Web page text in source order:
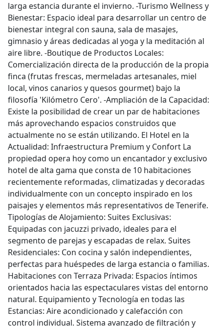
larga estancia durante el invierno. -Turismo Wellness y
Bienestar: Espacio ideal para desarrollar un centro de
bienestar integral con sauna, sala de masajes,
gimnasio y áreas dedicadas al yoga y la meditación al
aire libre. -Boutique de Productos Locales:
Comercialización directa de la producción de la propia
finca (frutas frescas, mermeladas artesanales, miel
local, vinos canarios y quesos gourmet) bajo la
filosofía 'Kilómetro Cero'. -Ampliación de la Capacidad:
Existe la posibilidad de crear un par de habitaciones
más aprovechando espacios construidos que
actualmente no se están utilizando. El Hotel en la
Actualidad: Infraestructura Premium y Confort La
propiedad opera hoy como un encantador y exclusivo
hotel de alta gama que consta de 10 habitaciones
recientemente reformadas, climatizadas y decoradas
individualmente con un concepto inspirado en los
paisajes y elementos más representativos de Tenerife.
Tipologías de Alojamiento: Suites Exclusivas:
Equipadas con jacuzzi privado, ideales para el
segmento de parejas y escapadas de relax. Suites
Residenciales: Con cocina y salón independientes,
perfectas para huéspedes de larga estancia o familias.
Habitaciones con Terraza Privada: Espacios íntimos
orientados hacia las espectaculares vistas del entorno
natural. Equipamiento y Tecnología en todas las
Estancias: Aire acondicionado y calefacción con
control individual. Sistema avanzado de filtración y